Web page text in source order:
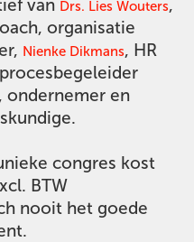
van Drs. Lies Wouters,
organisatie
Nienke Dikmans, HR
, ondernemer en
congres kost
BTW
nooit het goede